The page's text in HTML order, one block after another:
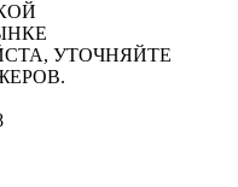
УТОЧНЯЙТЕ